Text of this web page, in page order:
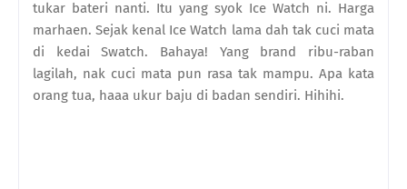
tukar bateri nanti. Itu yang syok Ice Watch ni. Harga
marhaen. Sejak kenal Ice Watch lama dah tak cuci mata
di kedai Swatch. Bahaya! Yang brand ribu-raban
lagilah, nak cuci mata pun rasa tak mampu. Apa kata
orang tua, haaa ukur baju di badan sendiri. Hihihi.